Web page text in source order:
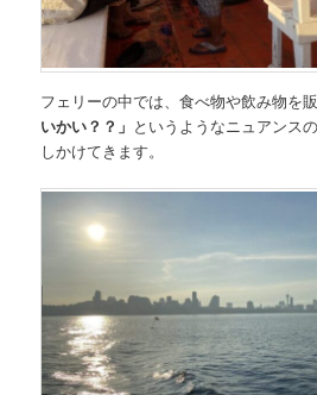
フェリーの中では、食べ物や飲み物を
いかい？？」 というようなニュアンス
しかけてきます。